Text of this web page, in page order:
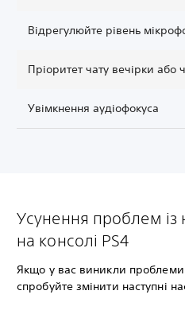
Відрегулюйте рівень
Пріоритет чату вечірки або
Увімкнення аудіофокуса
Усунення проблем із
на консолі PS4
Якщо у вас виникли
спробуйте змінити наступні